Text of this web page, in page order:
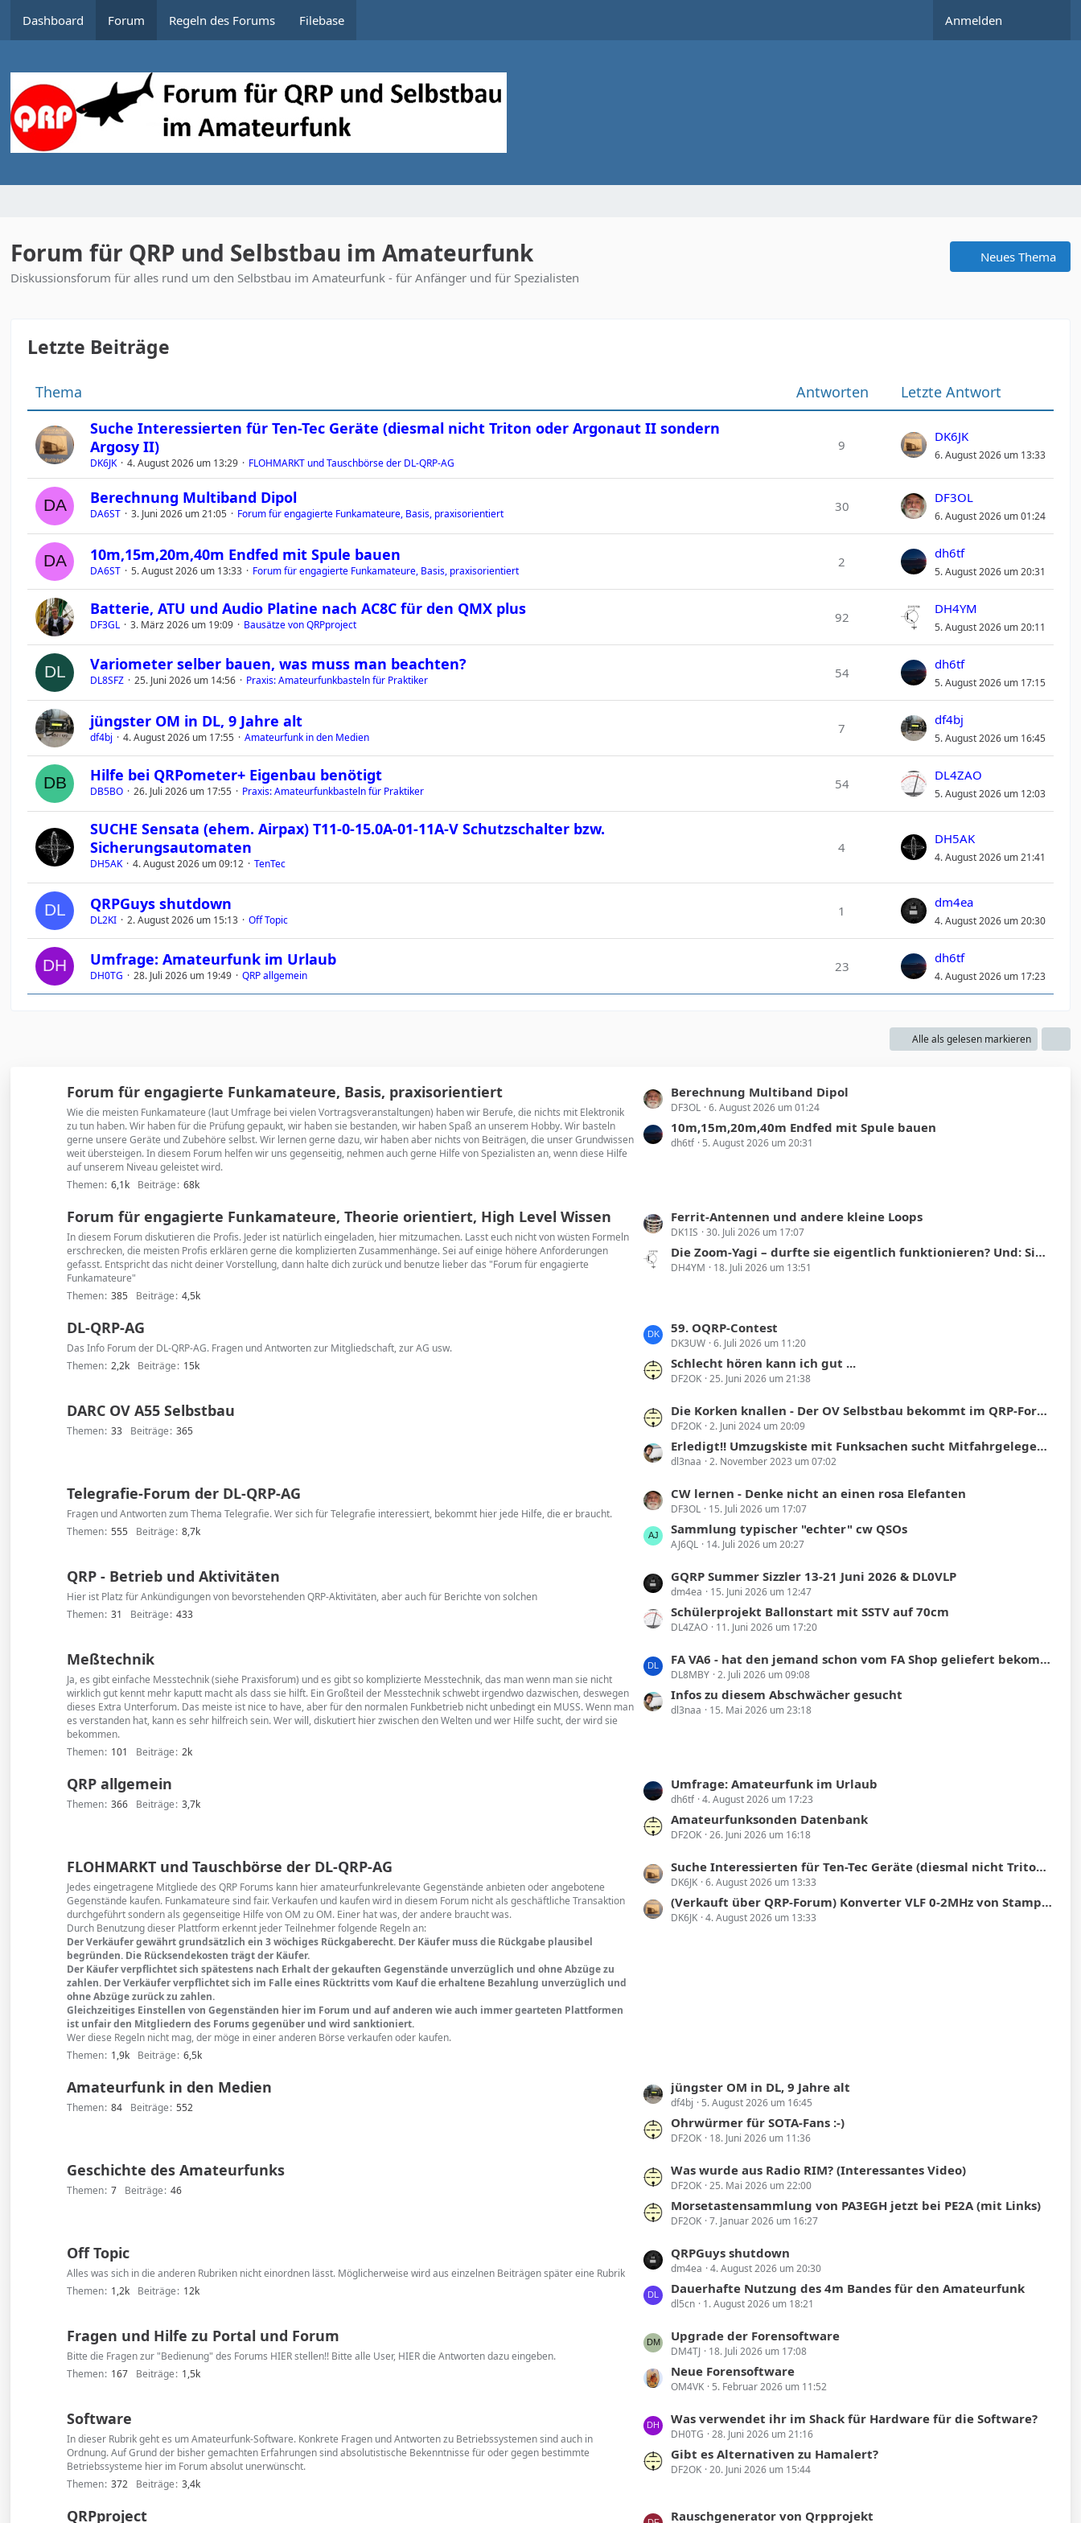
Dashboard Forum Regeln des Forums Filebase Anmelden
Forum für QRP und Selbstbau im Amateurfunk
Diskussionsforum für alles rund um den Selbstbau im Amateurfunk - für Anfänger und für Spezialisten
Neues Thema
Letzte Beiträge
Thema Antworten
Letzte Antwort
Suche Interessierten für Ten-Tec Geräte (diesmal nicht Triton oder Argonaut II sondern
Argosy II)
DK6JK 4. August 2026 um 13:29 FLOHMARKT und Tauschbörse der DL-QRP-AG
9
DK6JK
6. August 2026 um 13:33
Berechnung Multiband Dipol
DA6ST 3. Juni 2026 um 21:05 Forum für engagierte Funkamateure, Basis, praxisorientiert 30
DF3OL
6. August 2026 um 01:24
10m,15m,20m,40m Endfed mit Spule bauen
DA6ST 5. August 2026 um 13:33 Forum für engagierte Funkamateure, Basis, praxisorientiert
2
dh6tf
5. August 2026 um 20:31
Batterie, ATU und Audio Platine nach AC8C für den QMX plus
DF3GL 3. März 2026 um 19:09 Bausätze von QRPproject 92
DH4YM
5. August 2026 um 20:11
Variometer selber bauen, was muss man beachten?
DL8SFZ 25. Juni 2026 um 14:56 Praxis: Amateurfunkbasteln für Praktiker 54
dh6tf
5. August 2026 um 17:15
jüngster OM in DL, 9 Jahre alt
df4bj 4. August 2026 um 17:55 Amateurfunk in den Medien
7
df4bj
5. August 2026 um 16:45
Hilfe bei QRPometer+ Eigenbau benötigt
DB5BO 26. Juli 2026 um 17:55 Praxis: Amateurfunkbasteln für Praktiker 54
DL4ZAO
5. August 2026 um 12:03
SUCHE Sensata (ehem. Airpax) T11-0-15.0A-01-11A-V Schutzschalter bzw.
Sicherungsautomaten
DH5AK 4. August 2026 um 09:12 TenTec
4
DH5AK
4. August 2026 um 21:41
QRPGuys shutdown
DL2KI 2. August 2026 um 15:13 Off Topic
1
dm4ea
4. August 2026 um 20:30
Umfrage: Amateurfunk im Urlaub
DH0TG 28. Juli 2026 um 19:49 QRP allgemein
23
dh6tf
4. August 2026 um 17:23
Alle als gelesen markieren
Forum für engagierte Funkamateure, Basis, praxisorientiert
Wie die meisten Funkamateure (laut Umfrage bei vielen Vortragsveranstaltungen) haben wir Berufe, die nichts mit Elektronik
zu tun haben. Wir haben für die Prüfung gepaukt, wir haben sie bestanden, wir haben Spaß an unserem Hobby. Wir basteln
gerne unsere Geräte und Zubehöre selbst. Wir lernen gerne dazu, wir haben aber nichts von Beiträgen, die unser Grundwissen
weit übersteigen. In diesem Forum helfen wir uns gegenseitig, nehmen auch gerne Hilfe von Spezialisten an, wenn diese Hilfe
auf unserem Niveau geleistet wird.
Themen 6,1k Beiträge 68k
L
e
t
z
e
i
t
e
Berechnung Multiband Dipol
DF3OL 6. August 2026 um 01:24
10m,15m,20m,40m Endfed mit Spule bauen
dh6tf 5. August 2026 um 20:31
Forum für engagierte Funkamateure, Theorie orientiert, High Level Wissen
In diesem Forum diskutieren die Profis. Jeder ist natürlich eingeladen, hier mitzumachen. Lasst euch nicht von wüsten Formeln
erschrecken, die meisten Profis erklären gerne die komplizierten Zusammenhänge. Sei auf einige höhere Anforderungen
gefasst. Entspricht das nicht deiner Vorstellung, dann halte dich zurück und benutze lieber das "Forum für engagierte
Funkamateure"
Themen 385 Beiträge 4,5k
L
e
t
B
e
t
ä
g
e
Ferrit-Antennen und andere kleine Loops
DK1IS 30. Juli 2026 um 17:07
Die Zoom-Yagi – durfte sie eigentlich funktionieren? Und: Simulatoren gesucht!
DH4YM 18. Juli 2026 um 13:51
DL-QRP-AG
Das Info Forum der DL-QRP-AG. Fragen und Antworten zur Mitgliedschaft, zur AG usw.
Themen 2,2k Beiträge 15k
L
e
t
z
e
e
r
g
59. OQRP-Contest
DK3UW 6. Juli 2026 um 11:20
Schlecht hören kann ich gut ...
DF2OK 25. Juni 2026 um 21:38
DARC OV A55 Selbstbau
Themen 33 Beiträge 365
L
e
t
z
e
e
r
g
Die Korken knallen - Der OV Selbstbau bekommt im QRP-Forum einen eigenen Bereich
DF2OK 2. Juni 2024 um 20:09
Erledigt!! Umzugskiste mit Funksachen sucht Mitfahrgelegenheit Heidelberg nach Hüfingen (Donaueschingen)
dl3naa 2. November 2023 um 07:02
Telegrafie-Forum der DL-QRP-AG
Fragen und Antworten zum Thema Telegrafie. Wer sich für Telegrafie interessiert, bekommt hier jede Hilfe, die er braucht.
Themen 555 Beiträge 8,7k
L
e
t
z
e
e
r
g
CW lernen - Denke nicht an einen rosa Elefanten
DF3OL 15. Juli 2026 um 17:07
Sammlung typischer "echter" cw QSOs
AJ6QL 14. Juli 2026 um 20:27
QRP - Betrieb und Aktivitäten
Hier ist Platz für Ankündigungen von bevorstehenden QRP-Aktivitäten, aber auch für Berichte von solchen
Themen 31 Beiträge 433
L
e
t
z
e
e
g
GQRP Summer Sizzler 13-21 Juni 2026 & DL0VLP
dm4ea 15. Juni 2026 um 12:47
Schülerprojekt Ballonstart mit SSTV auf 70cm
DL4ZAO 11. Juni 2026 um 17:20
Meßtechnik
Ja, es gibt einfache Messtechnik (siehe Praxisforum) und es gibt so komplizierte Messtechnik, das man wenn man sie nicht
wirklich gut kennt mehr kaputt macht als dass sie hilft. Ein Großteil der Messtechnik schwebt irgendwo dazwischen, deswegen
dieses Extra Unterforum. Das meiste ist nice to have, aber für den normalen Funkbetrieb nicht unbedingt ein MUSS. Wenn man
es verstanden hat, kann es sehr hilfreich sein. Wer will, diskutiert hier zwischen den Welten und wer Hilfe sucht, der wird sie
bekommen.
Themen 101 Beiträge 2k
L
e
t
z
e
i
t
r
g
FA VA6 - hat den jemand schon vom FA Shop geliefert bekommen und konnte das Gerät testen?
DL8MBY 2. Juli 2026 um 09:08
Infos zu diesem Abschwächer gesucht
dl3naa 15. Mai 2026 um 23:18
QRP allgemein
Themen 366 Beiträge 3,7k
L
e
t
z
e
e
Umfrage: Amateurfunk im Urlaub
dh6tf 4. August 2026 um 17:23
Amateurfunksonden Datenbank
DF2OK 26. Juni 2026 um 16:18
FLOHMARKT und Tauschbörse der DL-QRP-AG
Jedes eingetragene Mitgliede des QRP Forums kann hier amateurfunkrelevante Gegenstände anbieten oder angebotene
Gegenstände kaufen. Funkamateure sind fair. Verkaufen und kaufen wird in diesem Forum nicht als geschäftliche Transaktion
durchgeführt sondern als gegenseitige Hilfe von OM zu OM. Einer hat was, der andere braucht was.
Durch Benutzung dieser Plattform erkennt jeder Teilnehmer folgende Regeln an:
Der Verkäufer gewährt grundsätzlich ein 3 wöchiges Rückgaberecht. Der Käufer muss die Rückgabe plausibel
begründen. Die Rücksendekosten trägt der Käufer.
Der Käufer verpflichtet sich spätestens nach Erhalt der gekauften Gegenstände unverzüglich und ohne Abzüge zu
zahlen. Der Verkäufer verpflichtet sich im Falle eines Rücktritts vom Kauf die erhaltene Bezahlung unverzüglich und
ohne Abzüge zurück zu zahlen.
Gleichzeitiges Einstellen von Gegenständen hier im Forum und auf anderen wie auch immer gearteten Plattformen
ist unfair den Mitgliedern des Forums gegenüber und wird sanktioniert.
Wer diese Regeln nicht mag, der möge in einer anderen Börse verkaufen oder kaufen.
Themen 1,9k Beiträge 6,5k
L
e
t
z
e
Suche Interessierten für Ten-Tec Geräte (diesmal nicht Triton oder Argonaut II sondern Argosy II)
DK6JK 6. August 2026 um 13:33
(Verkauft über QRP-Forum) Konverter VLF 0-2MHz von Stampfl 70,-Euro
DK6JK 4. August 2026 um 13:33
Amateurfunk in den Medien
Themen 84 Beiträge 552
L
e
t
z
e
e
r
ä
g
jüngster OM in DL, 9 Jahre alt
df4bj 5. August 2026 um 16:45
Ohrwürmer für SOTA-Fans :-)
DF2OK 18. Juni 2026 um 11:36
Geschichte des Amateurfunks
Themen 7 Beiträge 46
L
e
t
z
e
e
r
g
Was wurde aus Radio RIM? (Interessantes Video)
DF2OK 25. Mai 2026 um 22:00
Morsetastensammlung von PA3EGH jetzt bei PE2A (mit Links)
DF2OK 7. Januar 2026 um 16:27
Off Topic
Alles was sich in die anderen Rubriken nicht einordnen lässt. Möglicherweise wird aus einzelnen Beiträgen später eine Rubrik
Themen 1,2k Beiträge 12k
L
e
t
z
e
e
r
g
QRPGuys shutdown
dm4ea 4. August 2026 um 20:30
Dauerhafte Nutzung des 4m Bandes für den Amateurfunk
dl5cn 1. August 2026 um 18:21
Fragen und Hilfe zu Portal und Forum
Bitte die Fragen zur "Bedienung" des Forums HIER stellen!! Bitte alle User, HIER die Antworten dazu eingeben.
Themen 167 Beiträge 1,5k
L
e
t
z
e
e
r
Upgrade der Forensoftware
DM4TJ 18. Juli 2026 um 17:08
Neue Forensoftware
OM4VK 5. Februar 2026 um 11:52
Software
In dieser Rubrik geht es um Amateurfunk-Software. Konkrete Fragen und Antworten zu Betriebssystemen sind auch in
Ordnung. Auf Grund der bisher gemachten Erfahrungen sind absolutistische Bekenntnisse für oder gegen bestimmte
Betriebssysteme hier im Forum absolut unerwünscht.
Themen 372 Beiträge 3,4k
L
e
t
z
Was verwendet ihr im Shack für Hardware für die Software?
DH0TG 28. Juni 2026 um 21:16
Gibt es Alternativen zu Hamalert?
DF2OK 20. Juni 2026 um 15:44
QRPproject
L
Rauschgenerator von Qrpprojekt